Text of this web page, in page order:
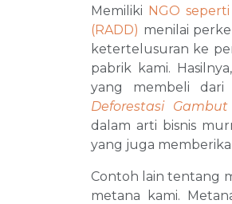
Memiliki NGO
(RADD) menilai
ketertelusuran ke
pabrik kami.
yang membeli
Deforestasi
dalam arti bisnis
yang juga
Contoh lain tentang
metana kami.